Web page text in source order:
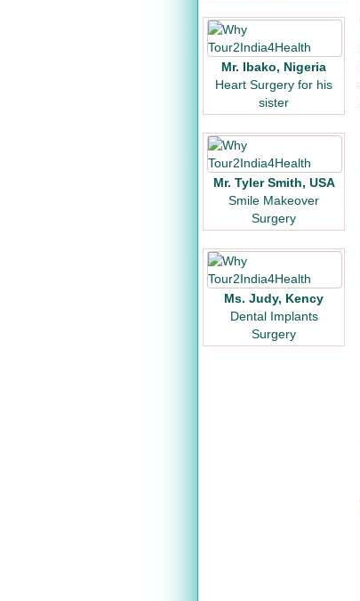
Mr. Ibako, Nigeria
Heart Surgery for his
sister
Mr. Tyler Smith, USA
Smile Makeover
Surgery
Ms. Judy, Kency
Dental Implants
Surgery